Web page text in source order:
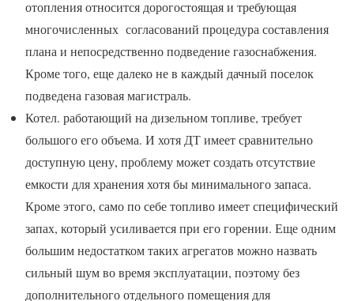
отопления относится дорогостоящая и требующая
многочисленных согласований процедура составления
плана и непосредственно подведение газоснабжения.
Кроме того, еще далеко не в каждый дачный поселок
подведена газовая магистраль.
Котел. работающий на дизельном топливе, требует
большого его объема. И хотя ДТ имеет сравнительно
доступную цену, проблему может создать отсутствие
емкости для хранения хотя бы минимального запаса.
Кроме этого, само по себе топливо имеет специфический
запах, который усиливается при его горении. Еще одним
большим недостатком таких агрегатов можно назвать
сильный шум во время эксплуатации, поэтому без
дополнительного отдельного помещения для